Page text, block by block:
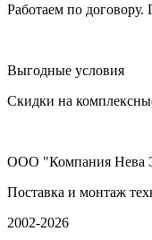
Работаем по договору.
Выгодные условия
Скидки на
ООО "Компания Нева
Поставка и монтаж
2002-2026